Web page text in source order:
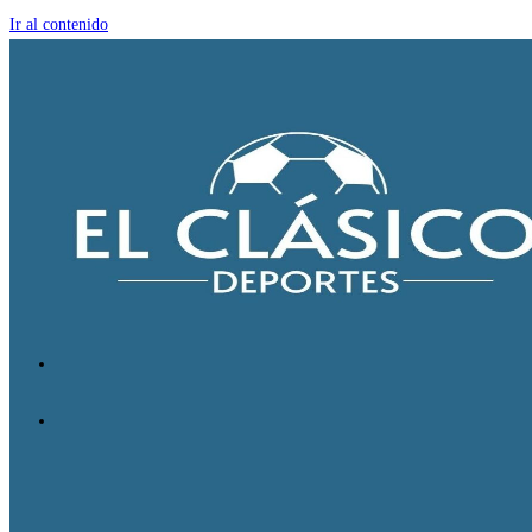
Ir al contenido